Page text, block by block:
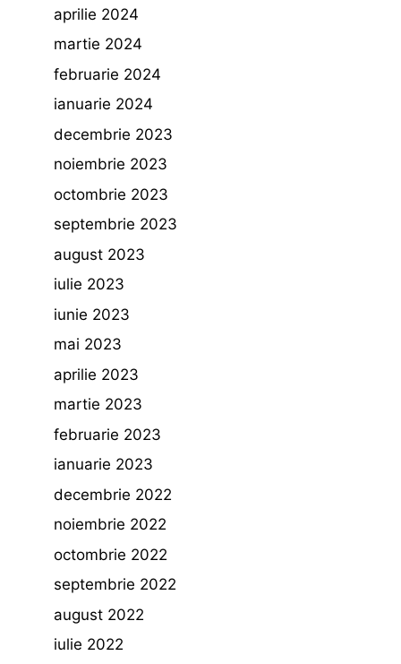
aprilie 2024
martie 2024
februarie 2024
ianuarie 2024
decembrie 2023
noiembrie 2023
octombrie 2023
septembrie 2023
august 2023
iulie 2023
iunie 2023
mai 2023
aprilie 2023
martie 2023
februarie 2023
ianuarie 2023
decembrie 2022
noiembrie 2022
octombrie 2022
septembrie 2022
august 2022
iulie 2022